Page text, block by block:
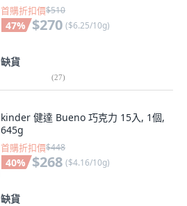
首購折扣價$510
47% $270 ($6.25/10g)
缺貨
(27)
kinder 健達 Bueno 巧克力 15入, 1個,
645g
首購折扣價$448
40% $268 ($4.16/10g)
缺貨